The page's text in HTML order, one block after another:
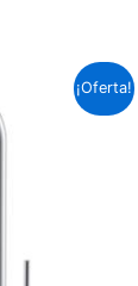
¡Oferta!